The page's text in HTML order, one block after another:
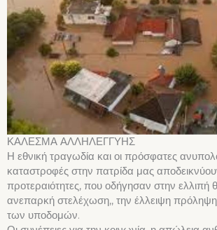
ΚΑΛΕΣΜΑ ΑΛΛΗΛΕΓΓΥΗΣ
Η εθνική τραγωδία και οι πρόσφατες
καταστροφές στην πατρίδα μας
προτεραιότητες, που οδήγησαν στην ελλιπή
ανεπαρκή στελέχωση,, την έλλειψη
των υποδομών.